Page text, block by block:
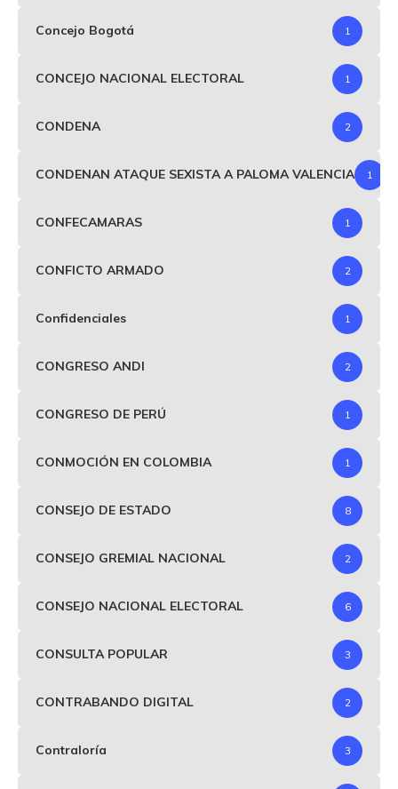
Concejo Bogotá 1
CONCEJO NACIONAL ELECTORAL 1
CONDENA 2
CONDENAN ATAQUE SEXISTA A PALOMA VALENCIA 1
CONFECAMARAS 1
CONFICTO ARMADO 2
Confidenciales 1
CONGRESO ANDI 2
CONGRESO DE PERÚ 1
CONMOCIÓN EN COLOMBIA 1
CONSEJO DE ESTADO 8
CONSEJO GREMIAL NACIONAL 2
CONSEJO NACIONAL ELECTORAL 6
CONSULTA POPULAR 3
CONTRABANDO DIGITAL 2
Contraloría 3